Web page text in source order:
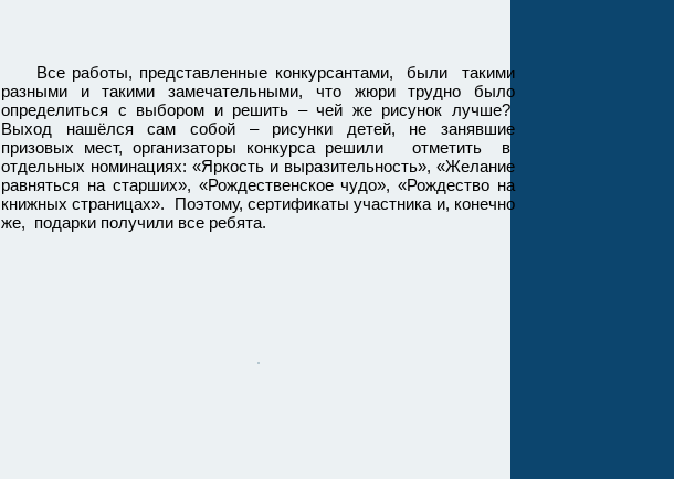
Все работы, представленные конкурсантами, были такими
разными и такими замечательными, что жюри трудно было
определиться с выбором и решить – чей же рисунок лучше?
Выход нашёлся сам собой – рисунки детей, не занявшие
призовых мест, организаторы конкурса решили отметить в
отдельных номинациях: «Яркость и выразительность», «Желание
равняться на старших», «Рождественское чудо», «Рождество на
книжных страницах». Поэтому, сертификаты участника и, конечно
же, подарки получили все ребята.